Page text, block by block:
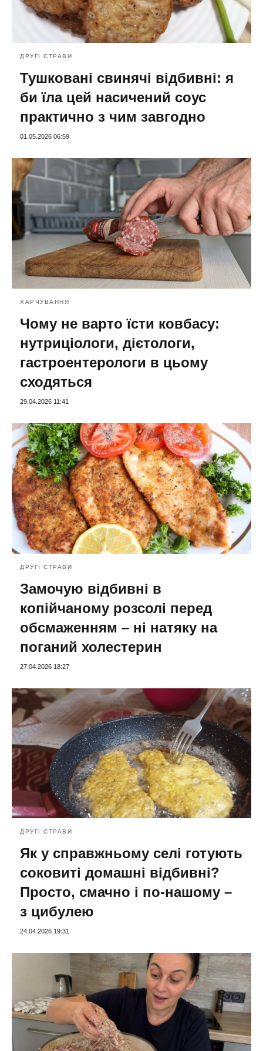
ДРУГІ СТРАВИ
Тушковані свинячі відбивні: я
би їла цей насичений соус
практично з чим завгодно
01.05.2026 06:59
ХАРЧУВАННЯ
Чому не варто їсти ковбасу:
нутриціологи, дієтологи,
гастроентерологи в цьому
сходяться
29.04.2026 11:41
ДРУГІ СТРАВИ
Замочую відбивні в
копійчаному розсолі перед
обсмаженням – ні натяку на
поганий холестерин
27.04.2026 18:27
ДРУГІ СТРАВИ
Як у справжньому селі готують
соковиті домашні відбивні?
Просто, смачно і по-нашому –
з цибулею
24.04.2026 19:31